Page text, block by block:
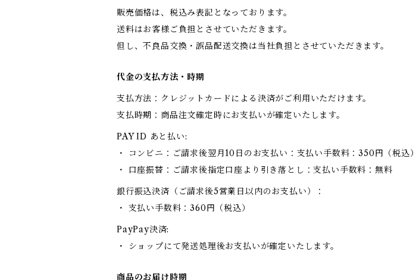
販売価格は、税込み表記となっております。
送料はお客様ご負担とさせていただきます。
但し、不良品交換・誤品配送交換は当社負担とさせていただきます。
代金の支払方法・時期
支払方法：クレジットカードによる決済がご利用いただけます。
支払時期：商品注文確定時にお支払いが確定いたします。
PAY ID あと払い:
・ コンビニ：ご請求後翌月10日のお支払い：支払い手数料：350円（税込）
・ 口座振替：ご請求後指定口座より引き落とし：支払い手数料：無料
銀行振込決済（ご請求後5営業日以内のお支払い）：
・ 支払い手数料：360円（税込）
PayPay決済:
・ ショップにて発送処理後お支払いが確定いたします。
商品のお届け時期